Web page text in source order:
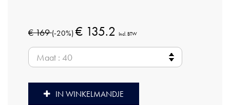
€ 169(-20%) € 135.2 Incl. BTW
IN WINKELMANDJE